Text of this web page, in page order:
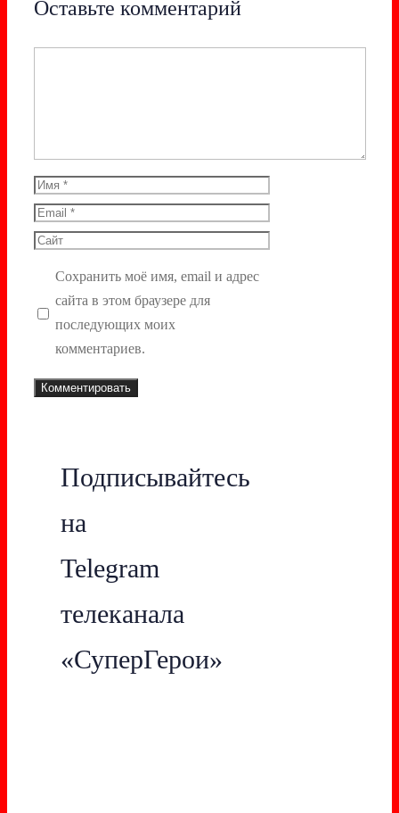
Оставьте комментарий
Имя
Email
Сайт
Сохранить моё имя, email и адрес
сайта в этом браузере для
последующих моих
комментариев.
Подписывайтесь
на
Telegram
телеканала
«СуперГерои»